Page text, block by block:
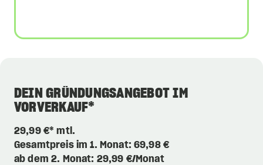
DEIN GRÜNDUNGSANGEBOT IM
VORVERKAUF*
29,99 €* mtl.
Gesamtpreis im 1. Monat: 69,98 €
ab dem 2. Monat: 29,99 €/Monat